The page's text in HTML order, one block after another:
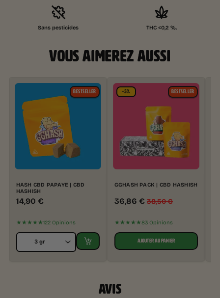
Sans pesticides THC <0,2 %.
VOUS AIMEREZ AUSSI
BESTSELLER
HASH CBD PAPAYE | CBD
HASHISH
14,90 €
★★★★★122 Opinions
-5% BESTSELLER
GGHASH PACK | CBD HASHISH
36,86 € 38,50€
★★★★★83 Opinions
AJOUTER AU PANIER
AVIS